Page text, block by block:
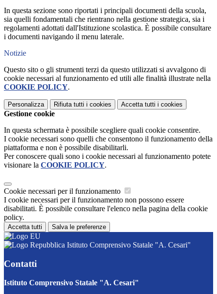
In questa sezione sono riportati i principali documenti della scuola,
sia quelli fondamentali che rientrano nella gestione strategica, sia i
regolamenti adottati dall'Istituzione scolastica. È possibile consultare
i documenti navigando il menu laterale.
Notizie
Questo sito o gli strumenti terzi da questo utilizzati si avvalgono di
cookie necessari al funzionamento ed utili alle finalità illustrate nella
COOKIE POLICY.
Personalizza Rifiuta tutti i cookies Accetta tutti i cookies
Gestione cookie
In questa schermata è possibile scegliere quali cookie consentire.
I cookie necessari sono quelli che consentono il funzionamento della
piattaforma e non è possibile disabilitarli.
Per conoscere quali sono i cookie necessari al funzionamento potete
visionare la COOKIE POLICY.
Cookie necessari per il funzionamento
I cookie necessari per il funzionamento non possono essere
disabilitati. È possibile consultare l'elenco nella pagina della cookie
policy.
Accetta tutti Salva le preferenze
Istituto Comprensivo Statale "A. Cesari"
Contatti
Istituto Comprensivo Statale "A. Cesari"